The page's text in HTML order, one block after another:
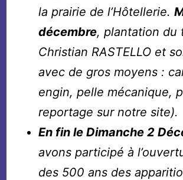
la prairie de l’Hôtellerie.
décembre, plantation du
Christian RASTELLO et
avec de gros moyens :
engin, pelle mécanique,
reportage sur notre site).
En fin le Dimanche 2
avons participé à
des 500 ans des